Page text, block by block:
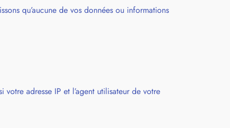
qu’aucune de vos données ou informations
adresse IP et l’agent utilisateur de votre